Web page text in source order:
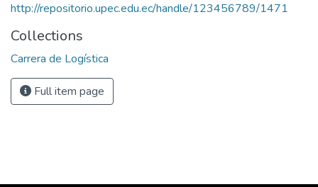
http://repositorio.upec.edu.ec/handle/123456789/1471
Collections
Carrera de Logística
Full item page